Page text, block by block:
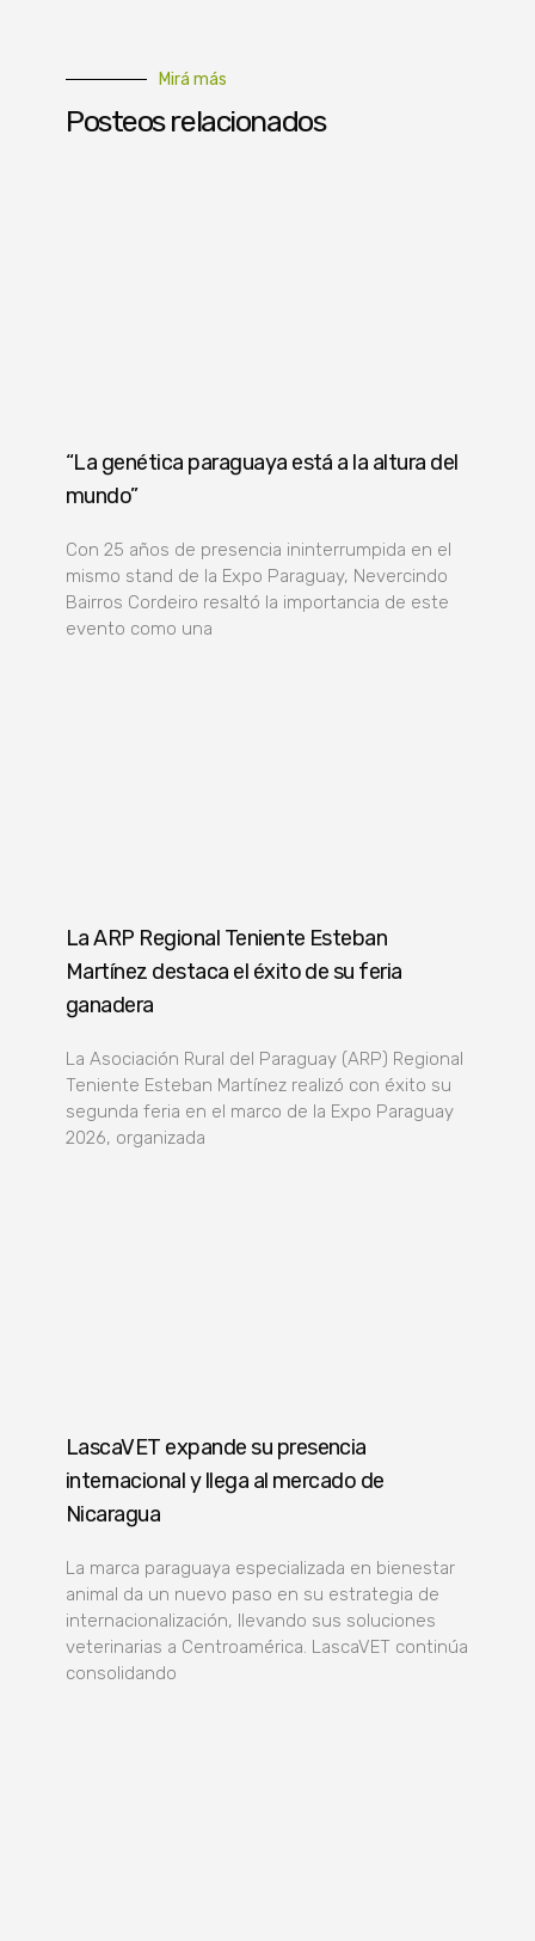
Mirá más
Posteos relacionados
“La genética paraguaya está a la altura del
mundo”
Con 25 años de presencia ininterrumpida en el
mismo stand de la Expo Paraguay, Nevercindo
Bairros Cordeiro resaltó la importancia de este
evento como una
La ARP Regional Teniente Esteban
Martínez destaca el éxito de su feria
ganadera
La Asociación Rural del Paraguay (ARP) Regional
Teniente Esteban Martínez realizó con éxito su
segunda feria en el marco de la Expo Paraguay
2026, organizada
LascaVET expande su presencia
internacional y llega al mercado de
Nicaragua
La marca paraguaya especializada en bienestar
animal da un nuevo paso en su estrategia de
internacionalización, llevando sus soluciones
veterinarias a Centroamérica. LascaVET continúa
consolidando